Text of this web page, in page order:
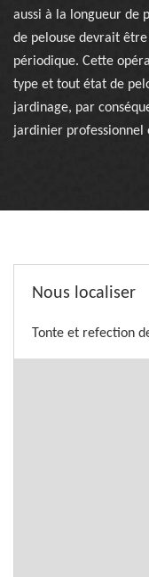
aussi à la longueur de
de pelouse devrait
périodique. Cette
type et tout état de
jardinage, par
jardinier professionnel
Nous localiser
Tonte et refection